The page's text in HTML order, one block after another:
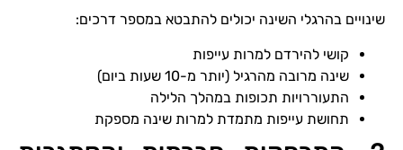
שינויים בהרגלי השינה יכולים להתבטא במספר דרכים:
קושי להירדם למרות עייפות
שינה מרובה מהרגיל (יותר מ-10 שעות ביום)
התעוררויות תכופות במהלך הלילה
תחושת עייפות מתמדת למרות שינה מספקת